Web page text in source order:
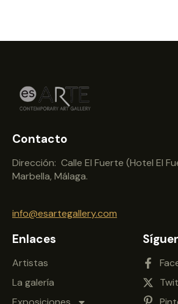
Contacto
Dirección: Calle El Fuerte (Hotel El
Marbella, Málaga.
info@esartegallery.com
Enlaces
Artistas
La galería